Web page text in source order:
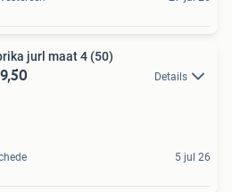
jurl maat 4 (50)
Details
5 jul 26